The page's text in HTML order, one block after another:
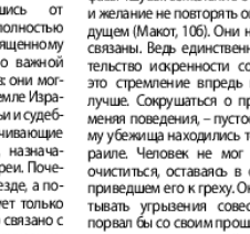
891
вояж
на сайте изданий
Авангард